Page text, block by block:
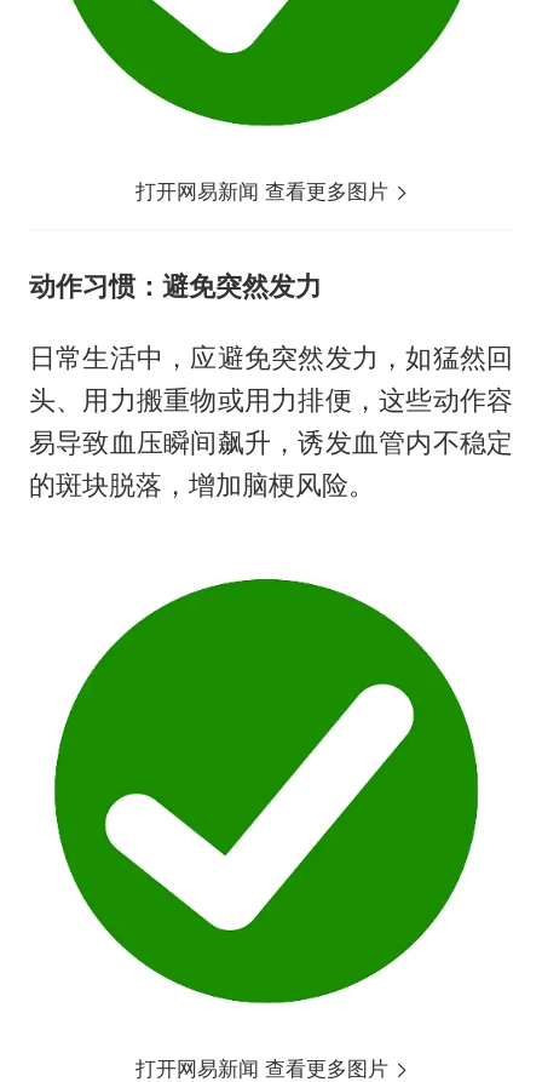
打开网易新闻 查看更多图片
动作习惯：避免突然发力
日常生活中，应避免突然发力，如猛然回
头、用力搬重物或用力排便，这些动作容
易导致血压瞬间飙升，诱发血管内不稳定
的斑块脱落，增加脑梗风险。
打开网易新闻 查看更多图片